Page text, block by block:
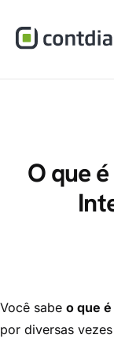
Materiais
O que
Você sabe o que é
por diversas